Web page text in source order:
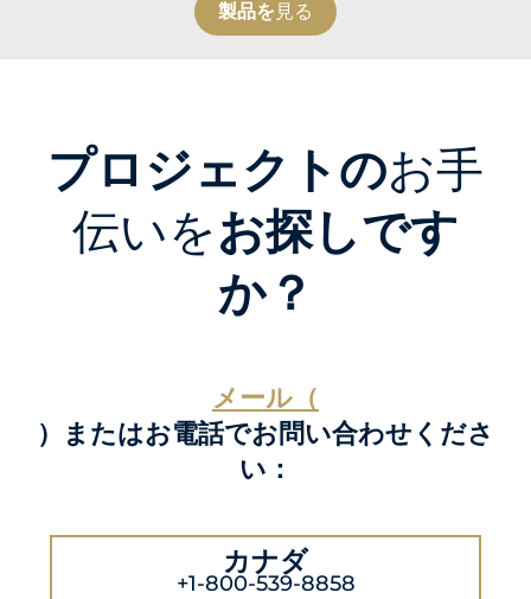
製品を 見る
プロジェクトのお手
伝いをお探しです
か？
メール（
）またはお電話でお問い合わせくださ
い：
カナダ
+1-800-539-8858